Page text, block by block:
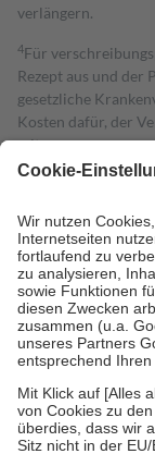
verlängern.
4Für
Rezept aus und der
gesetzliche
Kosten dafür, der
mit.
Grundsätzlich
höchstens zehn Euro.
Kosten der
Diese Regeln
Bei Heilmitteln und
Zuzahlung zehn
Verordnung.
Um das
stärken und die
fallenkeine
• Kindern und
mit Ausnahme der